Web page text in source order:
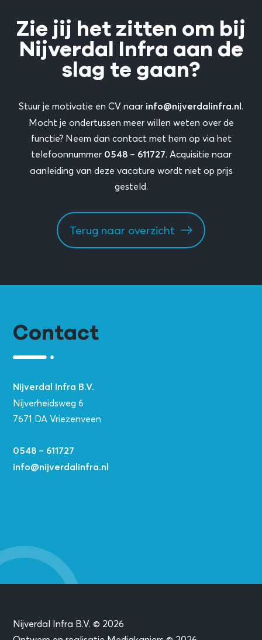
Zie jij het zitten om bij
Nijverdal Infra aan de
slag te gaan?
Stuur je motivatie en CV naar info@nijverdalinfra.nl .
Mocht je ondertussen meer willen weten over de
functie? Neem dan contact met hem op via het
telefoonnummer 0548 – 611727. Acquisitie naar
aanleiding van deze vacature wordt niet op prijs
gesteld.
Terug naar overzicht
Contact
Nijverdal Infra B.V.
Nijverheidsweg 6
7671 DA Vriezenveen
0548 – 611727
info@nijverdalinfra.nl
Nijverdal Infra B.V. © 2026